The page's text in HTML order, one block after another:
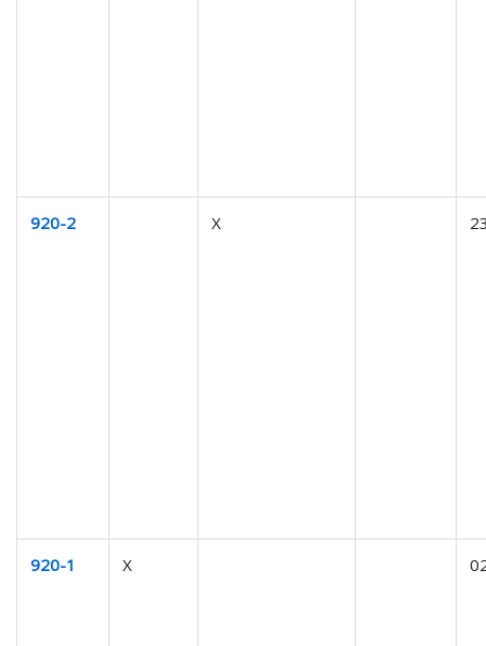
920-2 X
920-1 X